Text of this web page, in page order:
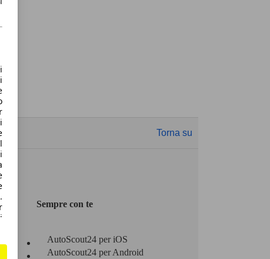
Torna su
Sempre con te
AutoScout24 per iOS
AutoScout24 per Android